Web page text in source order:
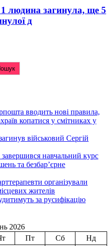
1 людина загинула, ще 5
д
вводить нові правила,
копатися у смітниках у
військовий Сергій
навчальний курс
та безбар’єрне
організували
жителів
за русифікацію
2026
Пт Сб
Нд